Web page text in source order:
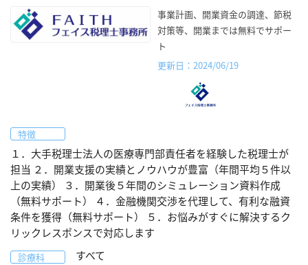
事業計画、開業資金の調達、節税
対策等、開業までは無料でサポー
ト
更新日：2024/06/19
特徴
１．大手税理士法人の医療専門部責任者を経験した税理士が
担当 ２．開業支援の実績とノウハウが豊富（年間平均５件以
上の実績） ３．開業後５年間のシミュレーション資料作成
（無料サポート） ４．金融機関交渉を代理して、有利な融資
条件を獲得（無料サポート） ５．お悩みがすぐに解決するク
リックレスポンスで対応します
診療科 すべて